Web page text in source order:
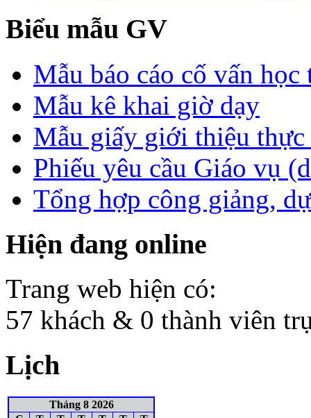
Biểu mẫu GV
Mẫu báo cáo cố vấn học
Mẫu kê khai giờ dạy
Mẫu giấy giới thiệu thực
Phiếu yêu cầu Giáo vụ
Tổng hợp công giảng,
Hiện đang online
Trang web hiện có:
57 khách & 0 thành viên
Lịch
Tháng 8 2026